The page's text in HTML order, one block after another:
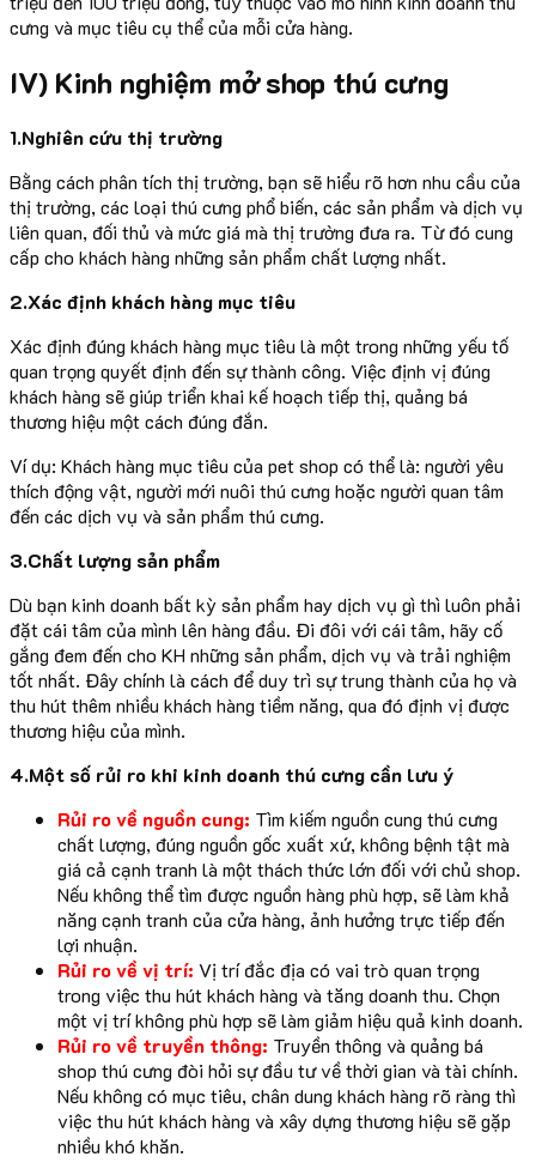
cưng và mục tiêu cụ thể của mỗi cửa hàng.
IV) Kinh nghiệm mở shop thú cưng
1.Nghiên cứu thị trường
Bằng cách phân tích thị trường, bạn sẽ hiểu rõ hơn nhu cầu của
thị trường, các loại thú cưng phổ biến, các sản phẩm và dịch vụ
liên quan, đối thủ và mức giá mà thị trường đưa ra. Từ đó cung
cấp cho khách hàng những sản phẩm chất lượng nhất.
2.Xác định khách hàng mục tiêu
Xác định đúng khách hàng mục tiêu là một trong những yếu tố
quan trọng quyết định đến sự thành công. Việc định vị đúng
khách hàng sẽ giúp triển khai kế hoạch tiếp thị, quảng bá
thương hiệu một cách đúng đắn.
Ví dụ: Khách hàng mục tiêu của pet shop có thể là: người yêu
thích động vật, người mới nuôi thú cưng hoặc người quan tâm
đến các dịch vụ và sản phẩm thú cưng.
3.Chất lượng sản phẩm
Dù bạn kinh doanh bất kỳ sản phẩm hay dịch vụ gì thì luôn phải
đặt cái tâm của mình lên hàng đầu. Đi đôi với cái tâm, hãy cố
gắng đem đến cho KH những sản phẩm, dịch vụ và trải nghiệm
tốt nhất. Đây chính là cách để duy trì sự trung thành của họ và
thu hút thêm nhiều khách hàng tiềm năng, qua đó định vị được
thương hiệu của mình.
4.Một số rủi ro khi kinh doanh thú cưng cần lưu ý
Rủi ro về nguồn cung: Tìm kiếm nguồn cung thú cưng
chất lượng, đúng nguồn gốc xuất xứ, không bệnh tật mà
giá cả cạnh tranh là một thách thức lớn đối với chủ shop.
Nếu không thể tìm được nguồn hàng phù hợp, sẽ làm khả
năng cạnh tranh của cửa hàng, ảnh hưởng trực tiếp đến
lợi nhuận.
Rủi ro về vị trí: Vị trí đắc địa có vai trò quan trọng
trong việc thu hút khách hàng và tăng doanh thu. Chọn
một vị trí không phù hợp sẽ làm giảm hiệu quả kinh doanh.
Rủi ro về truyền thông: Truyền thông và quảng bá
shop thú cưng đòi hỏi sự đầu tư về thời gian và tài chính.
Nếu không có mục tiêu, chân dung khách hàng rõ ràng thì
việc thu hút khách hàng và xây dựng thương hiệu sẽ gặp
nhiều khó khăn.